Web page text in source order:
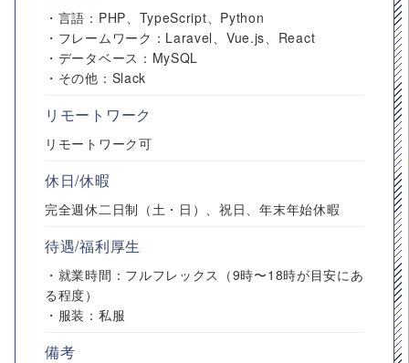
・言語：PHP、TypeScript、Python
・フレームワーク：Laravel、Vue.js、React
・データベース：MySQL
・その他：Slack
リモートワーク
リモートワーク可
休日/休暇
完全週休二日制（土・日）、祝日、年末年始休暇
待遇/福利厚生
・就業時間：フルフレックス（9時〜18時が目安にあ
る程度）
・服装：私服
備考